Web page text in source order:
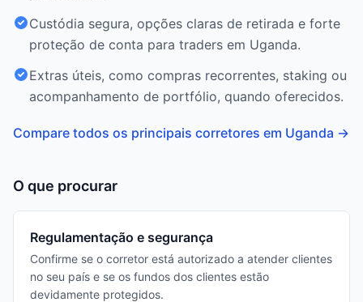
Custódia segura, opções claras de retirada e forte
proteção de conta para traders em Uganda.
Extras úteis, como compras recorrentes, staking ou
acompanhamento de portfólio, quando oferecidos.
Compare todos os principais corretores em Uganda →
O que procurar
Regulamentação e segurança
Confirme se o corretor está autorizado a atender clientes
no seu país e se os fundos dos clientes estão
devidamente protegidos.